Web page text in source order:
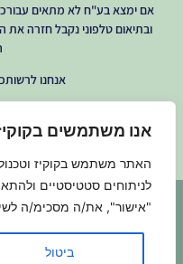
אנו משתמשים
האתר משתמש בקוקיז
לניתוחים סטטיסטיים
"אישור", את/ה מסכימ/ה
ביטול
אם ימצא בע"ח לא מתאים
ובתיאום טלפוני נקבל חזרה
אנחנו
הרצליה
הרצליה ונתניה אוהבות